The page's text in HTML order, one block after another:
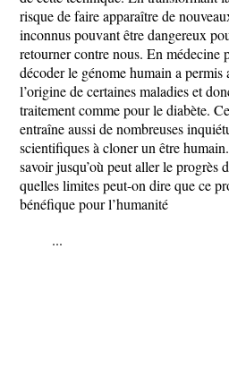
risque de faire apparaître de
inconnus pouvant être dangereux
retourner contre nous. En médecine
décoder le génome humain a
l’origine de certaines maladies et
traitement comme pour le diabète.
entraîne aussi de nombreuses
scientifiques à cloner un être
savoir jusqu’où peut aller le progrès
quelles limites peut-on dire que ce
bénéfique pour l’humanité
...